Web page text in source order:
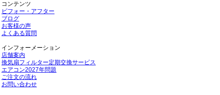
コンテンツ
ビフォー・アフター
ブログ
お客様の声
よくある質問
インフォーメーション
店舗案内
換気扇フィルター定期交換サービス
エアコン2027年問題
ご注文の流れ
お問い合わせ